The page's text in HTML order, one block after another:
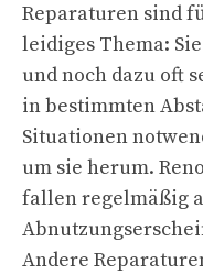
Reparaturen sind
leidiges Thema:
und noch dazu oft
in bestimmten
Situationen
um sie herum.
fallen regelmäßig
Andere